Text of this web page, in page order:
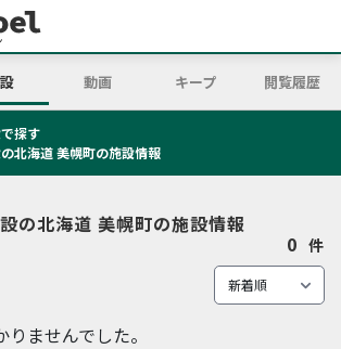
動画 キープ 閲覧履歴
探す
北海道 美幌町の施設情報
の北海道 美幌町の施設情報
0 件
ませんでした。